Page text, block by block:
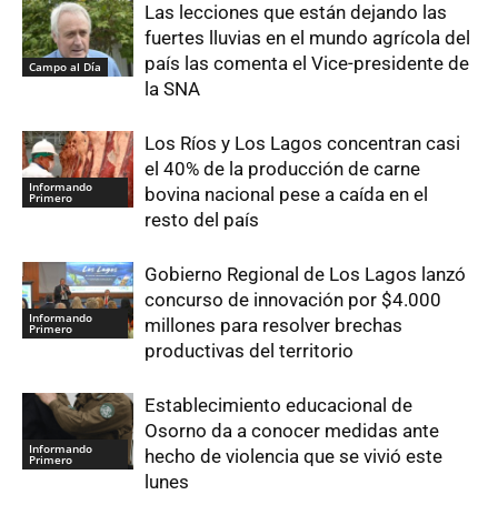
Campo al Día
Las lecciones que están dejando las
fuertes lluvias en el mundo agrícola del
país las comenta el Vice-presidente de
la SNA
Informando
Primero
Los Ríos y Los Lagos concentran casi
el 40% de la producción de carne
bovina nacional pese a caída en el
resto del país
Informando
Primero
Gobierno Regional de Los Lagos lanzó
concurso de innovación por $4.000
millones para resolver brechas
productivas del territorio
Informando
Primero
Establecimiento educacional de
Osorno da a conocer medidas ante
hecho de violencia que se vivió este
lunes